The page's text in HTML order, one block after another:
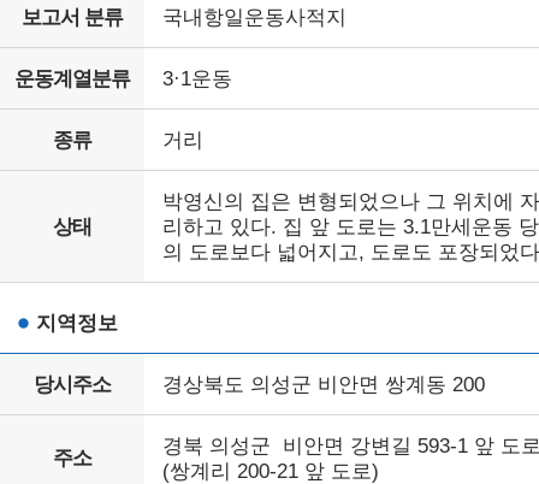
보고서 분류 국내항일운동사적지
운동계열분류 3·1운동
종류 거리
상태
박영신의 집은 변형되었으나 그 위치에 자
리하고 있다. 집 앞 도로는 3.1만세운동
의 도로보다 넓어지고, 도로도 포장되었
지역정보
당시주소 경상북도 의성군 비안면 쌍계동 200
주소
경북 의성군 비안면 강변길 593-1 앞 도
(쌍계리 200-21 앞 도로)